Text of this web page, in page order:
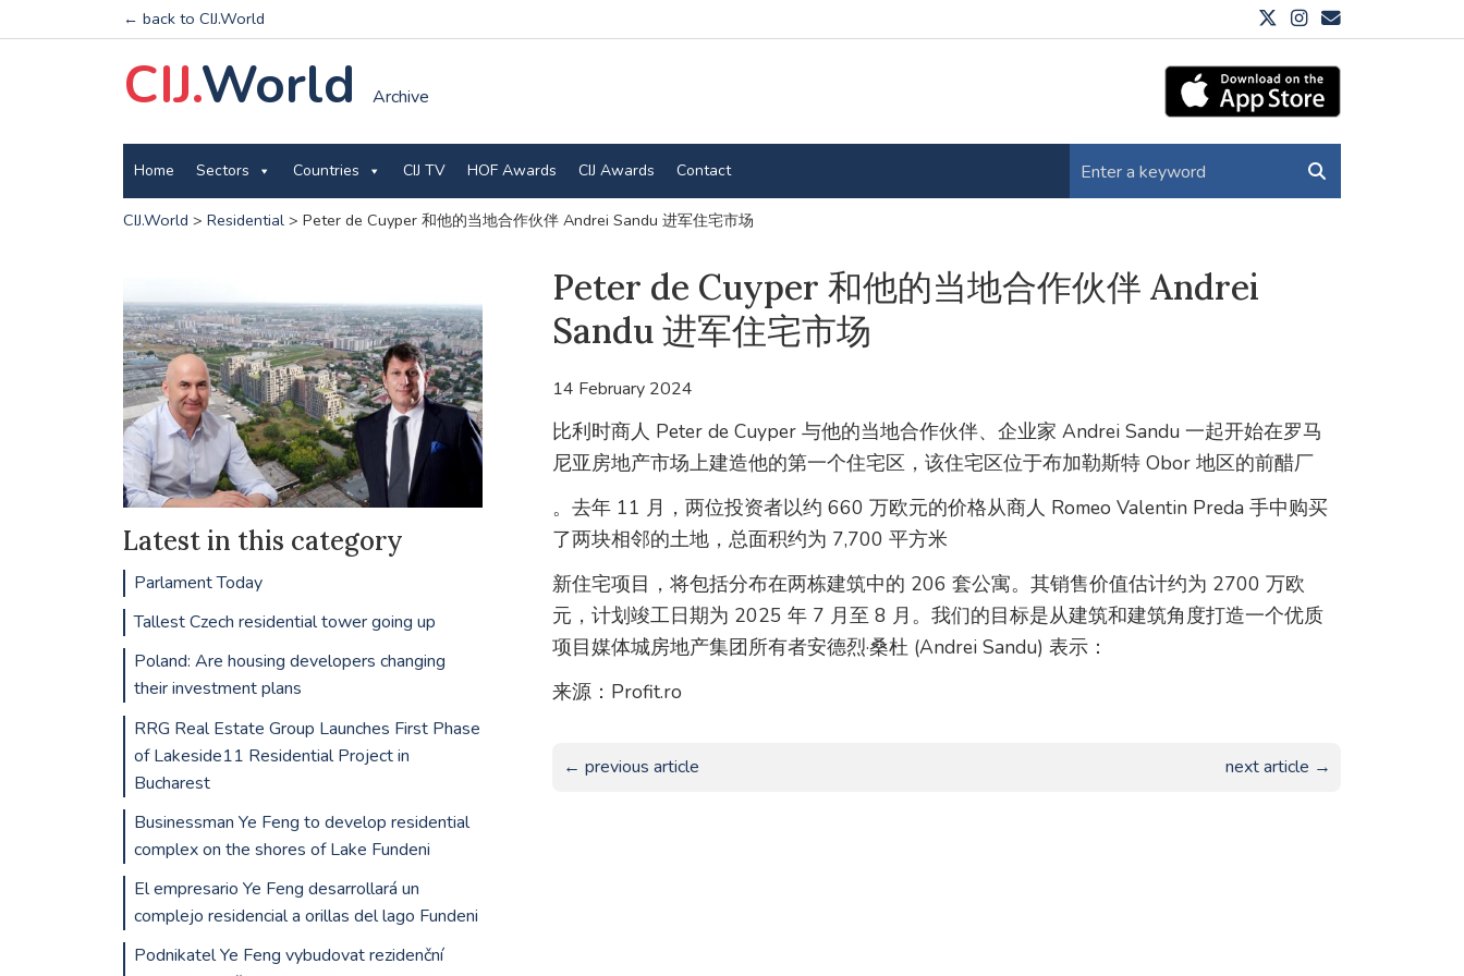
← back to CIJ.World
CIJ.World Archive
Home Sectors Countries CIJ TV HOF Awards CIJ Awards Contact
CIJ.World > Residential> Peter de Cuyper 和他的当地合作伙伴 Andrei Sandu 进军住宅市场
Peter de Cuyper 和他的当地合作伙伴 Andrei
Sandu 进军住宅市场
14 February 2024
比利时商人 Peter de Cuyper 与他的当地合作伙伴、企业家 Andrei Sandu 一起开始在罗马
尼亚房地产市场上建造他的第一个住宅区，该住宅区位于布加勒斯特 Obor 地区的前醋厂
。去年 11 月，两位投资者以约 660 万欧元的价格从商人 Romeo Valentin Preda 手中购买
了两块相邻的土地，总面积约为 7,700 平方米
新住宅项目，将包括分布在两栋建筑中的 206 套公寓。其销售价值估计约为 2700 万欧
元，计划竣工日期为 2025 年 7 月至 8 月。我们的目标是从建筑和建筑角度打造一个优质
项目媒体城房地产集团所有者安德烈·桑杜 (Andrei Sandu) 表示：
来源：Profit.ro
← previous article next article →
Latest in this category
Parlament Today
Tallest Czech residential tower going up
Poland: Are housing developers changing
their investment plans
RRG Real Estate Group Launches First Phase
of Lakeside11 Residential Project in
Bucharest
Businessman Ye Feng to develop residential
complex on the shores of Lake Fundeni
El empresario Ye Feng desarrollará un
complejo residencial a orillas del lago Fundeni
Podnikatel Ye Feng vybudovat rezidenční